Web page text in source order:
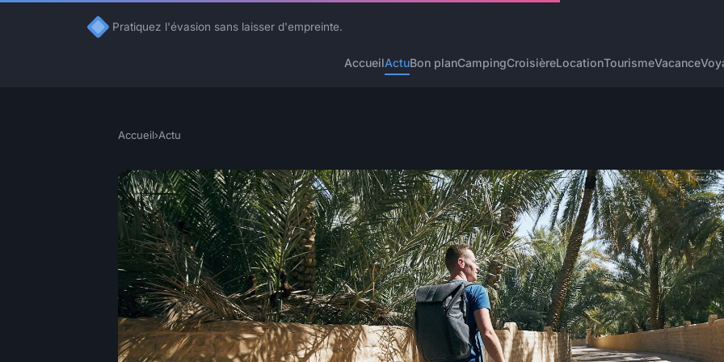
Pratiquez l'évasion sans laisser d'empreinte.
AccueilActuBon planCampingCroisièreLocationTourismeVacance
Accueil›Actu